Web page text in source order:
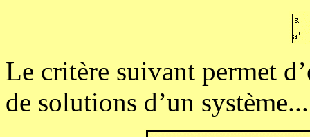
Le critère suivant permet
de solutions d’un